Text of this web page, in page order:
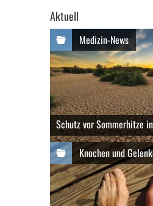
Aktuell
Medizin-News
Schutz vor Sommerhitze
Knochen und